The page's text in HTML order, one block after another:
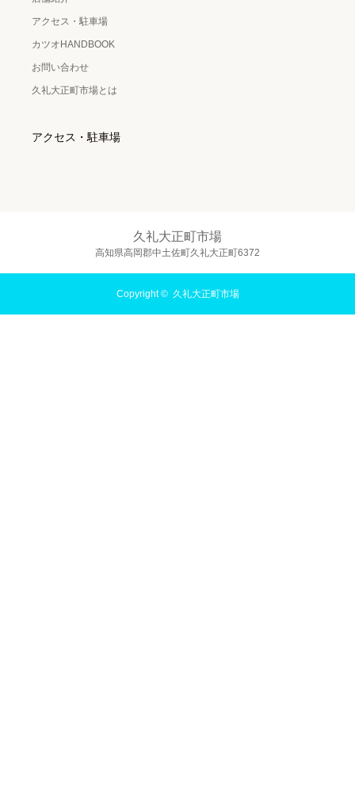
アクセス・駐車場
カツオHANDBOOK
お問い合わせ
久礼大正町市場とは
アクセス・駐車場
久礼大正町市場
高知県高岡郡中土佐町久礼大正町6372
Copyright © 久礼大正町市場